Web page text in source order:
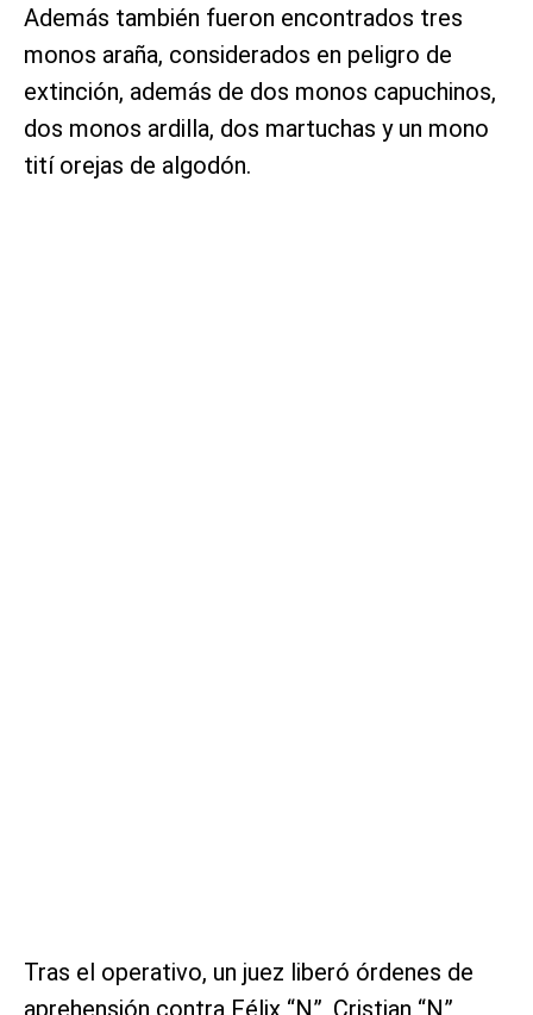
Además también fueron encontrados tres
monos araña, considerados en peligro de
extinción, además de dos monos capuchinos,
dos monos ardilla, dos martuchas y un mono
tití orejas de algodón.
Tras el operativo, un juez liberó órdenes de
aprehensión contra Félix “N”, Cristian “N”,